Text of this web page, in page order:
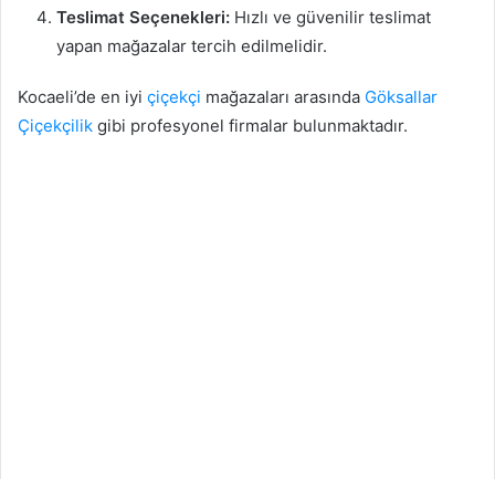
Teslimat Seçenekleri: Hızlı ve güvenilir teslimat
yapan mağazalar tercih edilmelidir.
Kocaeli’de en iyi çiçekçi mağazaları arasında Göksallar
Çiçekçilik gibi profesyonel firmalar bulunmaktadır.